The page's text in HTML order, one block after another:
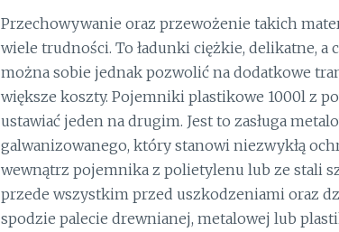
Przechowywanie oraz przewożenie takich
wiele trudności. To ładunki ciężkie, delikatne, a
można sobie jednak pozwolić na dodatkowe
większe koszty. Pojemniki plastikowe 1000l z
ustawiać jeden na drugim. Jest to zasługa
galwanizowanego, który stanowi niezwykłą
wewnątrz pojemnika z polietylenu lub ze stali
przede wszystkim przed uszkodzeniami oraz
spodzie palecie drewnianej, metalowej lub